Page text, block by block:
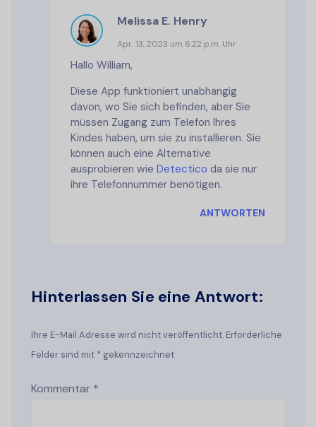
Melissa E. Henry
Apr. 13, 2023 um 6:22 p.m. Uhr
Hallo William,
Diese App funktioniert unabhängig
davon, wo Sie sich befinden, aber Sie
müssen Zugang zum Telefon Ihres
Kindes haben, um sie zu installieren. Sie
können auch eine Alternative
ausprobieren wie Detectico da sie nur
ihre Telefonnummer benötigen.
ANTWORTEN
Hinterlassen Sie eine Antwort:
Ihre E-Mail Adresse wird nicht veröffentlicht. Erforderliche
Felder sind mit * gekennzeichnet
Kommentar *